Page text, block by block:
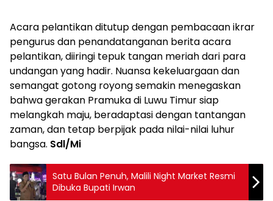
Acara pelantikan ditutup dengan pembacaan ikrar
pengurus dan penandatanganan berita acara
pelantikan, diiringi tepuk tangan meriah dari para
undangan yang hadir. Nuansa kekeluargaan dan
semangat gotong royong semakin menegaskan
bahwa gerakan Pramuka di Luwu Timur siap
melangkah maju, beradaptasi dengan tantangan
zaman, dan tetap berpijak pada nilai-nilai luhur
bangsa. Sdl/Mi
Satu Bulan Penuh, Malili Night Market Resmi
Dibuka Bupati Irwan